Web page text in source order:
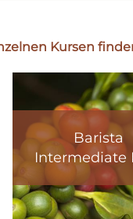
Kursen
Barista
Intermediate